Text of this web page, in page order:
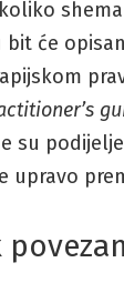
će
su
upravo